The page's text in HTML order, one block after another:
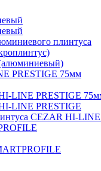
плинтуса
PRESTIGE 75мм
LINE PRESTIGE
LINE PRESTIGE
CEZAR HI-